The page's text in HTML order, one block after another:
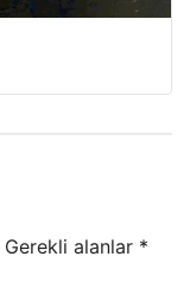
Gerekli alanlar *